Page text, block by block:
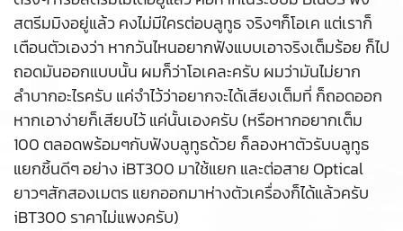
สตรีมมิงอยู่แล้ว คงไม่มีใครต่อบลูทูธ จริงๆก็โอเค แต่เราก็
เตือนตัวเองว่า หากวันไหนอยากฟังแบบเอาจริงเต็มร้อย ก็ไป
ถอดมันออกแบบนั้น ผมก็ว่าโอเคละครับ ผมว่ามันไม่ยาก
ลำบากอะไรครับ แค่จำไว้ว่าอยากจะได้เสียงเต็มที่ ก็ถอดออก
หากเอาง่ายก็เสียบไว้ แค่นั้นเองครับ (หรือหากอยากเต็ม
100 ตลอดพร้อมๆกับฟังบลูทูธด้วย ก็ลองหาตัวรับบลูทูธ
แยกชิ้นดีๆ อย่าง iBT300 มาใช้แยก และต่อสาย Optical
ยาวๆสักสองเมตร แยกออกมาห่างตัวเครื่องก็ได้แล้วครับ
iBT300 ราคาไม่แพงครับ)